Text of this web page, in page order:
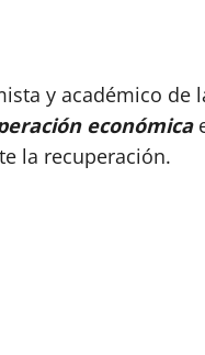
y académico de
económica
la recuperación.